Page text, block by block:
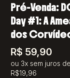
Pré-Venda:
Day #1: A
dos
R$ 59,90
ou 3x sem juros de
R$19,96